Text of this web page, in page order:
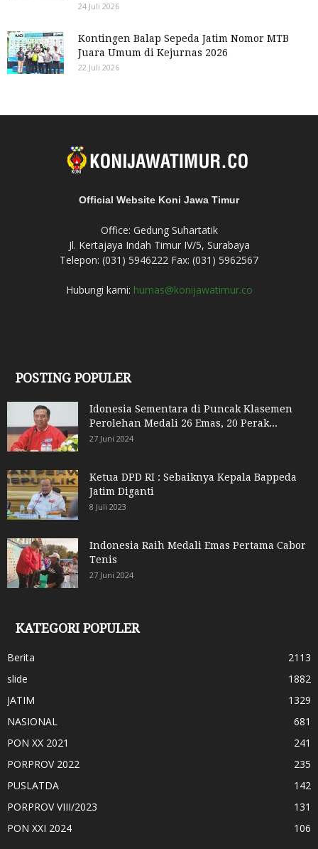
24 Juli 2026
Kontingen Balap Sepeda Jatim Nomor MTB
Juara Umum di Kejurnas 2026
22 Juli 2026
Official Website Koni Jawa Timur
Office: Gedung Suhartatik
Jl. Kertajaya Indah Timur IV/5, Surabaya
Telepon: (031) 5946222 Fax: (031) 5962567
Hubungi kami: humas@konijawatimur.co
POSTING POPULER
Idonesia Sementara di Puncak Klasemen
Perolehan Medali 26 Emas, 20 Perak...
27 Juni 2024
Ketua DPD RI : Sebaiknya Kepala Bappeda
Jatim Diganti
8 Juli 2023
Indonesia Raih Medali Emas Pertama Cabor
Tenis
27 Juni 2024
KATEGORI POPULER
Berita
2113
slide
1882
JATIM
1329
NASIONAL
681
PON XX 2021
241
PORPROV 2022
235
PUSLATDA
142
PORPROV VIII/2023
131
PON XXI 2024
106